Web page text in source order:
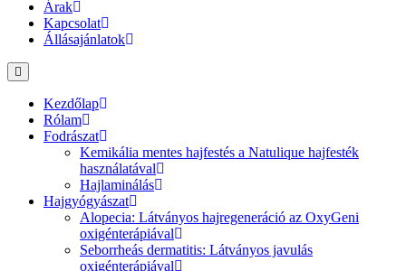
Árak
Kapcsolat
Állásajánlatok
Kezdőlap
Rólam
Fodrászat
Kemikália mentes hajfestés a Natulique hajfesték
használatával
Hajlaminálás
Hajgyógyászat
Alopecia: Látványos hajregeneráció az OxyGeni
oxigénterápiával
Seborrheás dermatitis: Látványos javulás
oxigénterápiával